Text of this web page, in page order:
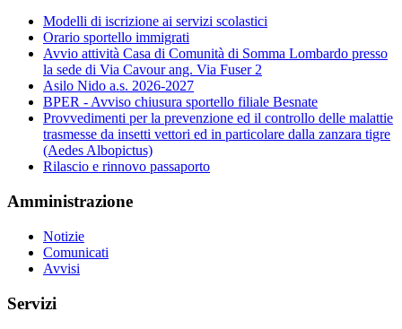
Modelli di iscrizione ai servizi scolastici
Orario sportello immigrati
Avvio attività Casa di Comunità di Somma Lombardo presso
la sede di Via Cavour ang. Via Fuser 2
Asilo Nido a.s. 2026-2027
BPER - Avviso chiusura sportello filiale Besnate
Provvedimenti per la prevenzione ed il controllo delle malattie
trasmesse da insetti vettori ed in particolare dalla zanzara tigre
(Aedes Albopictus)
Rilascio e rinnovo passaporto
Amministrazione
Notizie
Comunicati
Avvisi
Servizi